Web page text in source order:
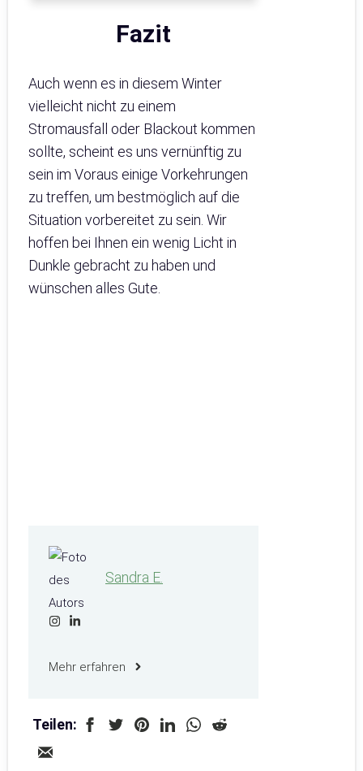
Fazit
Auch wenn es in diesem Winter
vielleicht nicht zu einem
Stromausfall oder Blackout kommen
sollte, scheint es uns vernünftig zu
sein im Voraus einige Vorkehrungen
zu treffen, um bestmöglich auf die
Situation vorbereitet zu sein. Wir
hoffen bei Ihnen ein wenig Licht in
Dunkle gebracht zu haben und
wünschen alles Gute.
Sandra E.
Mehr erfahren
Teilen: